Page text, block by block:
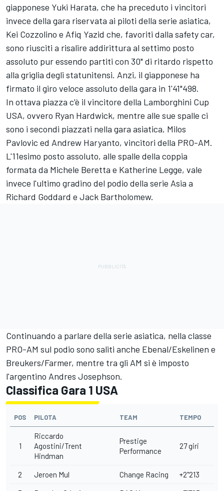
giapponese Yuki Harata, che ha preceduto i vincitori
invece della gara riservata ai piloti della serie asiatica,
Kei Cozzolino e Afiq Yazid che, favoriti dalla safety car,
sono riusciti a risalire addirittura al settimo posto
assoluto pur essendo partiti con 30" di ritardo rispetto
alla griglia degli statunitensi. Anzi, il giapponese ha
firmato il giro veloce assoluto della gara in 1'41"498.
In ottava piazza c'è il vincitore della Lamborghini Cup
USA, ovvero Ryan Hardwick, mentre alle sue spalle ci
sono i secondi piazzati nella gara asiatica, Milos
Pavlovic ed Andrew Haryanto, vincitori della PRO-AM.
L'11esimo posto assoluto, alle spalle della coppia
formata da Michele Beretta e Katherine Legge, vale
invece l'ultimo gradino del podio della serie Asia a
Richard Goddard e Jack Bartholomew.
Continuando a parlare della serie asiatica, nella classe
PRO-AM sul podio sono saliti anche Ebenal/Eskelinen e
Breukers/Farmer, mentre tra gli AM si è imposto
l'argentino Andres Josephson.
Classifica Gara 1 USA
POS PILOTA TEAM TEMPO
1
Riccardo
Agostini/Trent
Hindman
Prestige
Performance
27 giri
2 Jeroen Mul Change Racing +2"213